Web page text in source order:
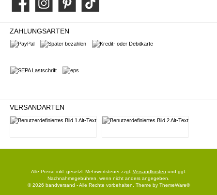
Facebook Instagram Pinterest TikTok
ZAHLUNGSARTEN
VERSANDARTEN
Alle Preise inkl. gesetzl. Mehrwertsteuer zzgl. Versandkosten und ggf.
Nachnahmegebühren, wenn nicht anders angegeben.
© 2026 bandversand - Alle Rechte vorbehalten. Theme by ThemeWare®